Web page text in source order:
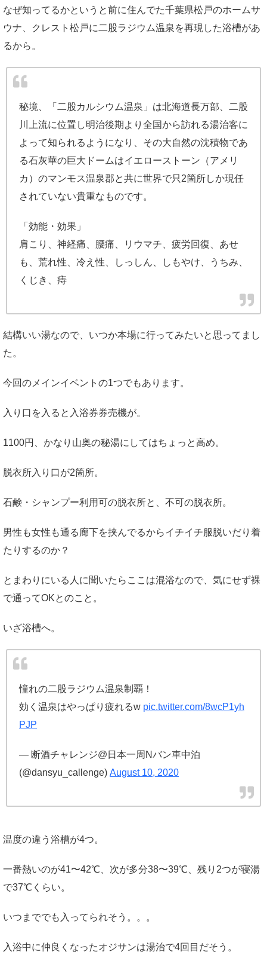
なぜ知ってるかというと前に住んでた千葉県松戸のホームサ
ウナ、クレスト松戸に二股ラジウム温泉を再現した浴槽があ
るから。
秘境、「二股カルシウム温泉」は北海道長万部、二股
川上流に位置し明治後期より全国から訪れる湯治客に
よって知られるようになり、その大自然の沈積物であ
る石灰華の巨大ドームはイエローストーン（アメリ
カ）のマンモス温泉郡と共に世界で只2箇所しか現任
されていない貴重なものです。
「効能・効果」
肩こり、神経痛、腰痛、リウマチ、疲労回復、あせ
も、荒れ性、冷え性、しっしん、しもやけ、うちみ、
くじき、痔
結構いい湯なので、いつか本場に行ってみたいと思ってまし
た。
今回のメインイベントの1つでもあります。
入り口を入ると入浴券券売機が。
1100円、かなり山奥の秘湯にしてはちょっと高め。
脱衣所入り口が2箇所。
石鹸・シャンプー利用可の脱衣所と、不可の脱衣所。
男性も女性も通る廊下を挟んでるからイチイチ服脱いだり着
たりするのか？
とまわりにいる人に聞いたらここは混浴なので、気にせず裸
で通ってOKとのこと。
いざ浴槽へ。
憧れの二股ラジウム温泉制覇！
効く温泉はやっぱり疲れるw pic.twitter.com/8wcP1yh
PJP
— 断酒チャレンジ@日本一周Nバン車中泊
(@dansyu_callenge) August 10, 2020
温度の違う浴槽が4つ。
一番熱いのが41〜42℃、次が多分38〜39℃、残り2つが寝湯
で37℃くらい。
いつまででも入ってられそう。。。
入浴中に仲良くなったオジサンは湯治で4回目だそう。